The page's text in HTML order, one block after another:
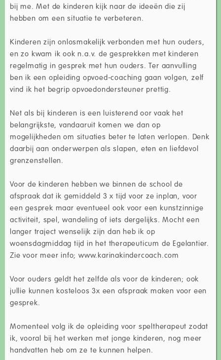
bij me. Met de kinderen kijk naar de ideeën die zij
hebben om een situatie te verbeteren.
Kinderen zijn onlosmakelijk verbonden met hun ouders,
en zo kwam ik ook n.a.v. de gesprekken met kinderen
regelmatig in gesprek met hun ouders. Ter aanvulling
ben ik een opleiding opvoed-coaching gaan volgen, zelf
vind ik het begrip opvoedondersteuner prettig.
Net als bij kinderen is een luisterend oor vaak het
belangrijkste, vandaaruit komen we dan op
mogelijkheden om situaties beter te laten verlopen. Denk
daarbij aan onderwerpen als slapen, eten en liefdevol
grenzenstellen.
Voor de kinderen hebben we binnen de school de
afspraak dat ik gemiddeld 3 x tijd voor ze inplan, voor
een gesprek maar eventueel ook voor een kunstzinnige
activiteit, spel, wandeling of iets dergelijks. Mocht een
langer traject wenselijk zijn dan heb ik op
woensdagmiddag tijd in het therapeuticum de Egelantier.
Zie voor meer info; www.karinakindercoach.com
Voor ouders geldt het zelfde als voor de kinderen; ook
jullie kunnen kosteloos 3x een afspraak maken voor een
gesprek.
Momenteel volg ik de opleiding voor speltherapeut zodat
ik, vooral bij het werken met jonge kinderen, nog meer
handvatten heb om ze te kunnen helpen.